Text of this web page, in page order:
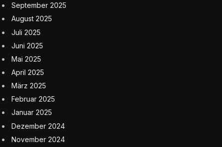
September 2025
August 2025
Juli 2025
Juni 2025
Mai 2025
April 2025
März 2025
Februar 2025
Januar 2025
Dezember 2024
November 2024